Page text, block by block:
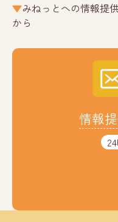
みねっとへの情報提
から
情報